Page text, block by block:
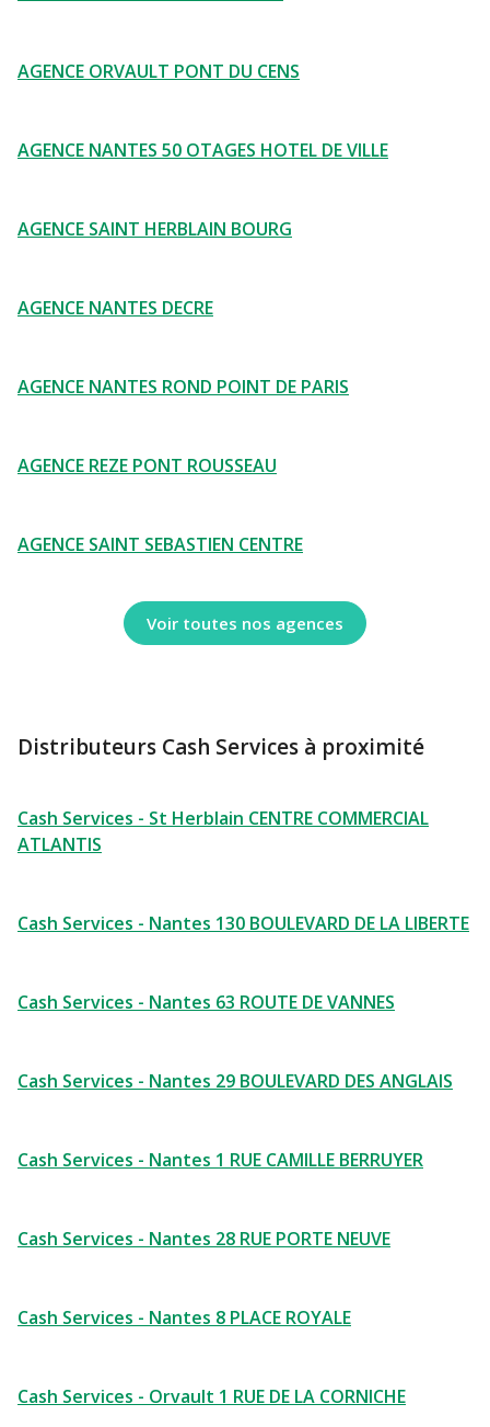
AGENCE ORVAULT PONT DU CENS
AGENCE NANTES 50 OTAGES HOTEL DE VILLE
AGENCE SAINT HERBLAIN BOURG
AGENCE NANTES DECRE
AGENCE NANTES ROND POINT DE PARIS
AGENCE REZE PONT ROUSSEAU
AGENCE SAINT SEBASTIEN CENTRE
Voir toutes nos agences
Distributeurs Cash Services à proximité
Cash Services - St Herblain CENTRE COMMERCIAL
ATLANTIS
Cash Services - Nantes 130 BOULEVARD DE LA LIBERTE
Cash Services - Nantes 63 ROUTE DE VANNES
Cash Services - Nantes 29 BOULEVARD DES ANGLAIS
Cash Services - Nantes 1 RUE CAMILLE BERRUYER
Cash Services - Nantes 28 RUE PORTE NEUVE
Cash Services - Nantes 8 PLACE ROYALE
Cash Services - Orvault 1 RUE DE LA CORNICHE